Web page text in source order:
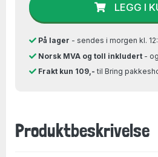
LEGG I
På lager - sendes i morgen kl.
Norsk MVA og toll inkludert-
Frakt kun 109,- til Bring
Produktbeskrivelse